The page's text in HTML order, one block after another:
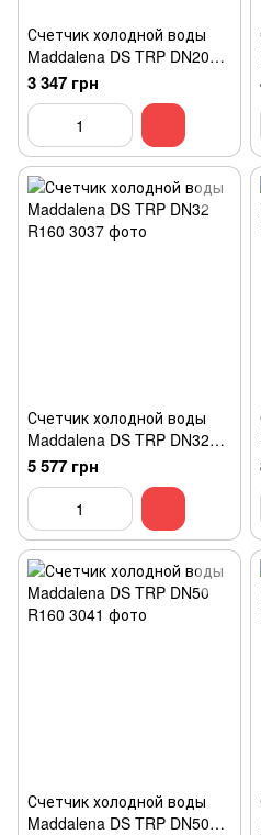
Счетчик холодной воды
Maddalena DS TRP DN20
R160
3 347 грн
Счетчик холодной воды
Maddalena DS TRP DN32
R160
5 577 грн
Счетчик холодной воды
Maddalena DS TRP DN50